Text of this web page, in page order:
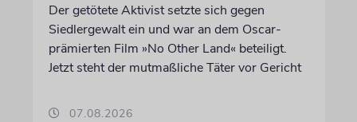
Der getötete Aktivist setzte sich gegen
Siedlergewalt ein und war an dem Oscar-
prämierten Film »No Other Land« beteiligt.
Jetzt steht der mutmaßliche Täter vor Gericht
07.08.2026